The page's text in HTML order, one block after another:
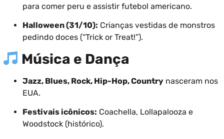
para comer peru e assistir futebol americano.
Halloween (31/10): Crianças vestidas de monstros
pedindo doces (“Trick or Treat!”).
Música e Dança
Jazz, Blues, Rock, Hip-Hop, Country nasceram nos
EUA.
Festivais icônicos: Coachella, Lollapalooza e
Woodstock (histórico).